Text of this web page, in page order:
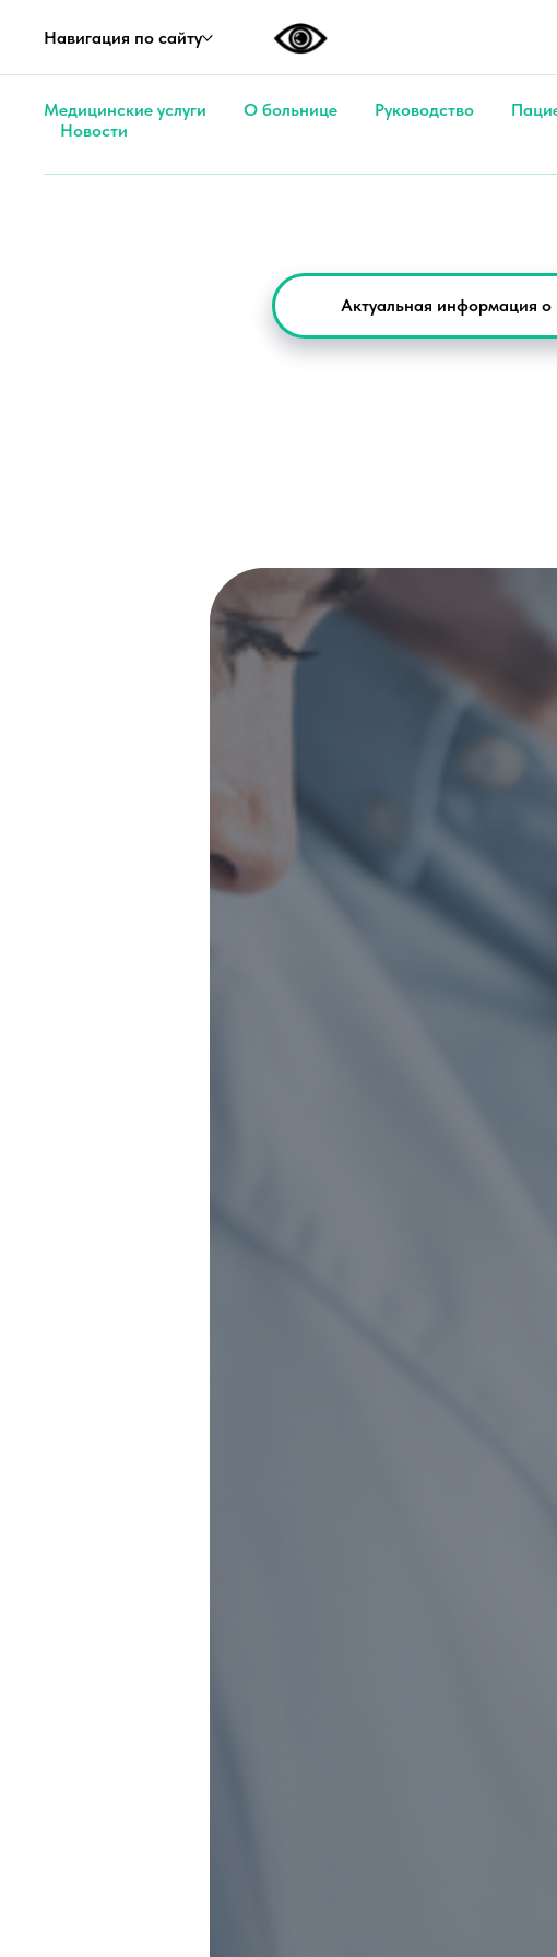
Медицинские услуги О больнице Руководство
Новости
Актуальная информация о
Навигация по сайту